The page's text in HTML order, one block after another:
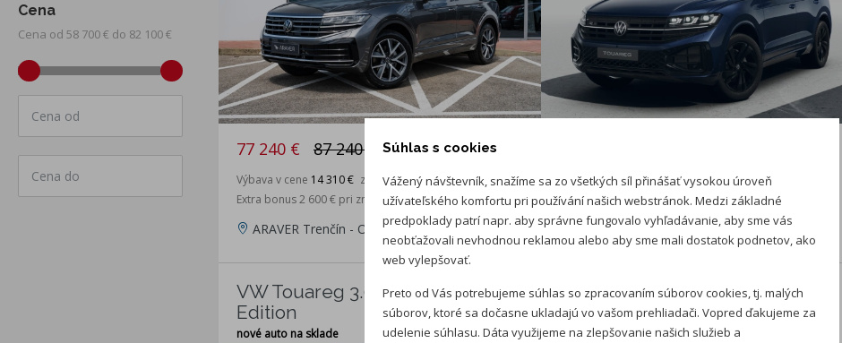
Cena
Cena od 58 700 € do 82 100 €
Cena od
Cena do
77 240 € 87 240 €
Výbava v cene 14 310 € zdarma
Extra bonus 2 600 € pri značkovom financovaní
ARAVER Trenčín - Opatová
Výbava v cene 16 700 € zdarma
Extra bonus 2 600 € pri značkovom financovaní
ARAVER Nitra
VW Touareg 3.0 TDI R-Line Final
Edition
nové auto na sklade
VW Touareg 3.0 TDI R-Line Final
Edition
nové auto na sklade
Súhlas s cookies
Vážený návštevník, snažíme sa zo všetkých síl přinášať vysokou úroveň
užívateľského komfortu pri používání našich webstránok. Medzi základné
predpoklady patrí napr. aby správne fungovalo vyhľadávanie, aby sme vás
neobťažovali nevhodnou reklamou alebo aby sme mali dostatok podnetov, ako
web vylepšovať.
Preto od Vás potrebujeme súhlas so zpracovaním súborov cookies, tj. malých
súborov, ktoré sa dočasne ukladajú vo vašom prehliadači. Vopred ďakujeme za
udelenie súhlasu. Dáta využijeme na zlepšovanie našich služieb a